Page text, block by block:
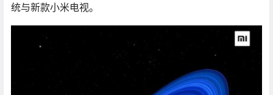
统与新款小米电视。